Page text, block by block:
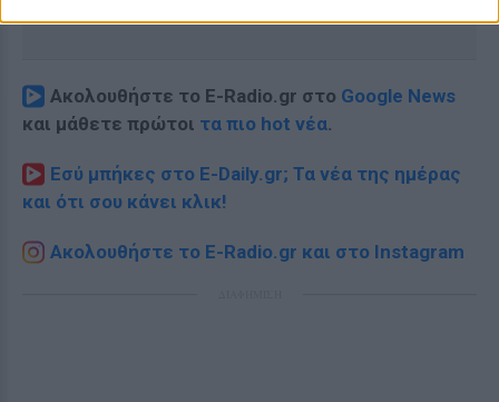
Ακολουθήστε το E-Radio.gr στο Google News
και μάθετε πρώτοι τα πιο hot νέα.
Εσύ μπήκες στο E-Daily.gr; Τα νέα της ημέρας
και ότι σου κάνει κλικ!
Ακολουθήστε το E-Radio.gr και στο Instagram